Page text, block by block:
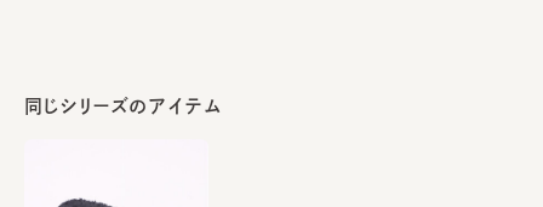
同じシリーズのアイテム